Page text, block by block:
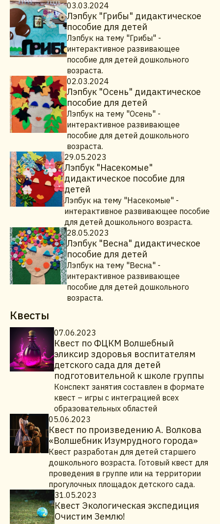
03.03.2024
Лэпбук "Грибы" дидактическое
пособие для детей
Лэпбук на тему "Грибы" -
интерактивное развивающее
пособие для детей дошкольного
возраста.
02.03.2024
Лэпбук "Осень" дидактическое
пособие для детей
Лэпбук на тему "Осень" -
интерактивное развивающее
пособие для детей дошкольного
возраста.
29.05.2023
Лэпбук "Насекомые"
дидактическое пособие для
детей
Лэпбук на тему "Насекомые" -
интерактивное развивающее пособие
для детей дошкольного возраста.
28.05.2023
Лэпбук "Весна" дидактическое
пособие для детей
Лэпбук на тему "Весна" -
интерактивное развивающее
пособие для детей дошкольного
возраста.
Квесты
07.06.2023
Квест по ФЦКМ Волшебный
эликсир здоровья воспитателям
детского сада для детей
подготовительной к школе группы
Конспект занятия составлен в формате
квест – игры с интеграцией всех
образовательных областей
05.06.2023
Квест по произведению А. Волкова
«Волшебник Изумрудного города»
Квест разработан для детей старшего
дошкольного возраста. Готовый квест для
проведения в группе или на территории
прогулочных площадок детского сада.
31.05.2023
Квест Экологическая экспедиция
Очистим Землю!